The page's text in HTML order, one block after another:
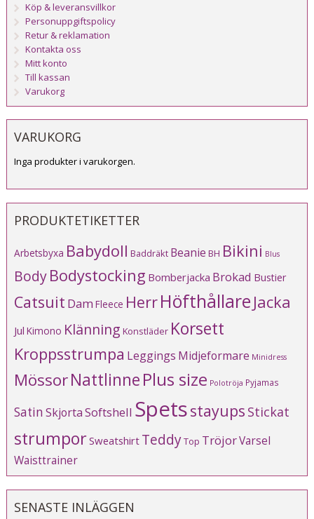
Köp & leveransvillkor
Personuppgiftspolicy
Retur & reklamation
Kontakta oss
Mitt konto
Till kassan
Varukorg
VARUKORG
Inga produkter i varukorgen.
PRODUKTETIKETTER
Arbetsbyxa Babydoll Baddräkt Beanie BH Bikini Blus
BodyBodystocking Bomberjacka Brokad Bustier
Catsuit Dam Fleece HerrHöfthållare Jacka
Jul Kimono Klänning Konstläder Korsett
Kroppsstrumpa Leggings Midjeformare Minidress
MössorNattlinnePlus size Polotröja Pyjamas
SatinSkjortaSoftshell Spetsstayups Stickat
strumporSweatshirt TeddyTop TröjorVarsel
Waisttrainer
SENASTE INLÄGGEN